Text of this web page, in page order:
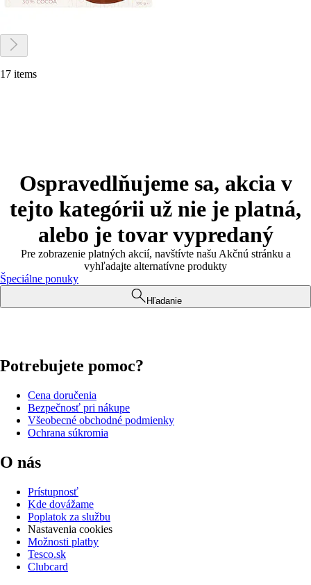
17 items
Ospravedlňujeme sa, akcia v
tejto kategórii už nie je platná,
alebo je tovar vypredaný
Pre zobrazenie platných akcií, navštívte našu Akčnú stránku a
vyhľadajte alternatívne produkty
Špeciálne ponuky
Hľadanie
Potrebujete pomoc?
Cena doručenia
Bezpečnosť pri nákupe
Všeobecné obchodné podmienky
Ochrana súkromia
O nás
Prístupnosť
Kde dovážame
Poplatok za službu
Nastavenia cookies
Možnosti platby
Tesco.sk
Clubcard